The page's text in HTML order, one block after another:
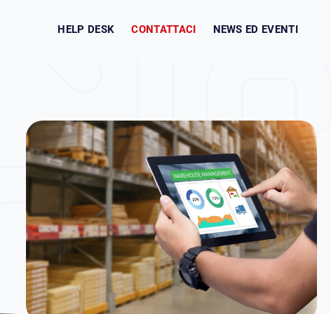
HELP DESK CONTATTACI NEWS ED EVENTI